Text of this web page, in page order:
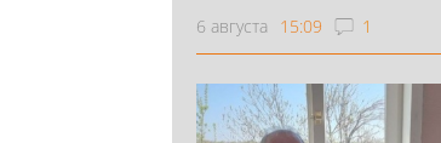
6 августа 15:09 1